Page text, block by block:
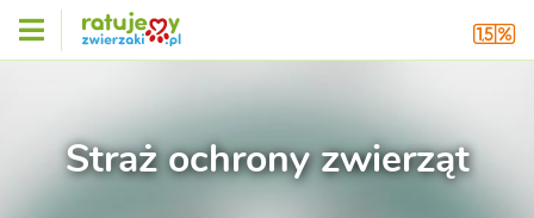
Straż ochrony zwierząt